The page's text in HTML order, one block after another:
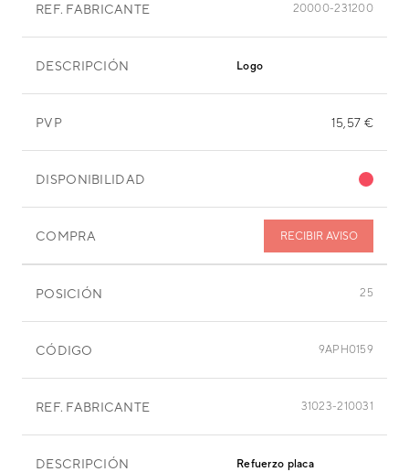
REF. FABRICANTE 20000-231200
DESCRIPCIÓN Logo
PVP 15,57 €
DISPONIBILIDAD
COMPRA RECIBIR AVISO
POSICIÓN 25
CÓDIGO 9APH0159
REF. FABRICANTE 31023-210031
DESCRIPCIÓN Refuerzo placa